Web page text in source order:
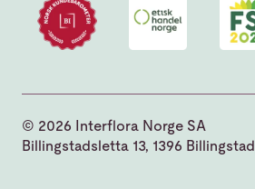
© 2026 Interflora Norge SA
Billingstadsletta 13, 1396 Billingstad